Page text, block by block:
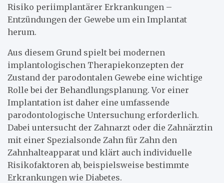
Risiko periimplantärer Erkrankungen –
Entzündungen der Gewebe um ein Implantat
herum.
Aus diesem Grund spielt bei modernen
implantologischen Therapiekonzepten der
Zustand der parodontalen Gewebe eine wichtige
Rolle bei der Behandlungsplanung. Vor einer
Implantation ist daher eine umfassende
parodontologische Untersuchung erforderlich.
Dabei untersucht der Zahnarzt oder die Zahnärztin
mit einer Spezialsonde Zahn für Zahn den
Zahnhalteapparat und klärt auch individuelle
Risikofaktoren ab, beispielsweise bestimmte
Erkrankungen wie Diabetes.